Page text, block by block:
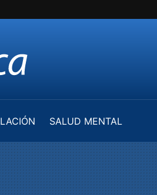
SALUD MENTAL